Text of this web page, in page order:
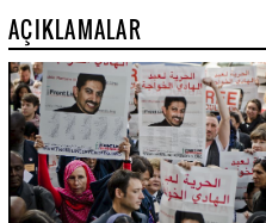
AÇIKLAMALAR